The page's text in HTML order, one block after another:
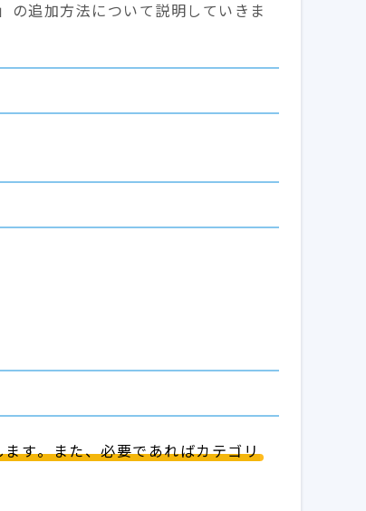
の追加方法について説明していきま
す。また、必要であればカテゴリ